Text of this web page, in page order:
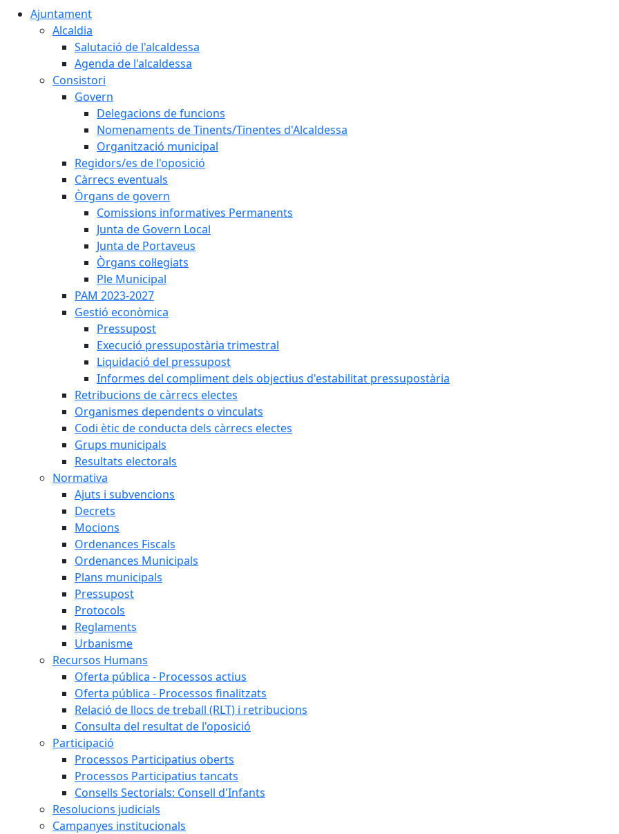
Ajuntament
Alcaldia
Salutació de l'alcaldessa
Agenda de l'alcaldessa
Consistori
Govern
Delegacions de funcions
Nomenaments de Tinents/Tinentes d'Alcaldessa
Organització municipal
Regidors/es de l'oposició
Càrrecs eventuals
Òrgans de govern
Comissions informatives Permanents
Junta de Govern Local
Junta de Portaveus
Òrgans col·legiats
Ple Municipal
PAM 2023-2027
Gestió econòmica
Pressupost
Execució pressupostària trimestral
Liquidació del pressupost
Informes del compliment dels objectius d'estabilitat pressupostària
Retribucions de càrrecs electes
Organismes dependents o vinculats
Codi ètic de conducta dels càrrecs electes
Grups municipals
Resultats electorals
Normativa
Ajuts i subvencions
Decrets
Mocions
Ordenances Fiscals
Ordenances Municipals
Plans municipals
Pressupost
Protocols
Reglaments
Urbanisme
Recursos Humans
Oferta pública - Processos actius
Oferta pública - Processos finalitzats
Relació de llocs de treball (RLT) i retribucions
Consulta del resultat de l'oposició
Participació
Processos Participatius oberts
Processos Participatius tancats
Consells Sectorials: Consell d'Infants
Resolucions judicials
Campanyes institucionals